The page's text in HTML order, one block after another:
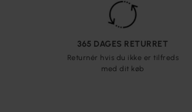
365 DAGES RETURRET
Returnér hvis du ikke er tilfreds
med dit køb